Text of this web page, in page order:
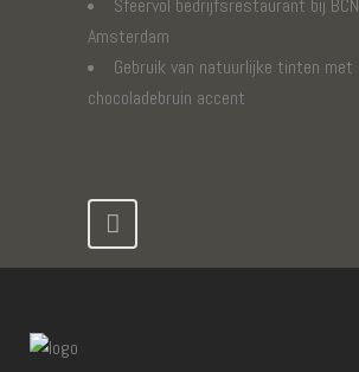
Sfeervol bedrijfsrestaurant bij BCN
Amsterdam
Gebruik van natuurlijke tinten met
chocoladebruin accent